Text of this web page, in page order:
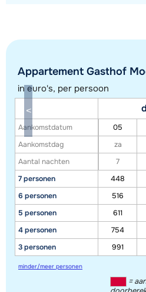
Toon alle accommodaties in
Deze kaart geeft een indicatie van de
exacte locatie kan enigszins afwijken.
Appartement Gasthof
in euro's, per persoon
Aankomstdatum
Aankomstdag
Aantal nachten
7 personen
6 personen
5 personen
4 personen
3 personen
05
za
7
448
516
611
754
991
minder/meer personen
=